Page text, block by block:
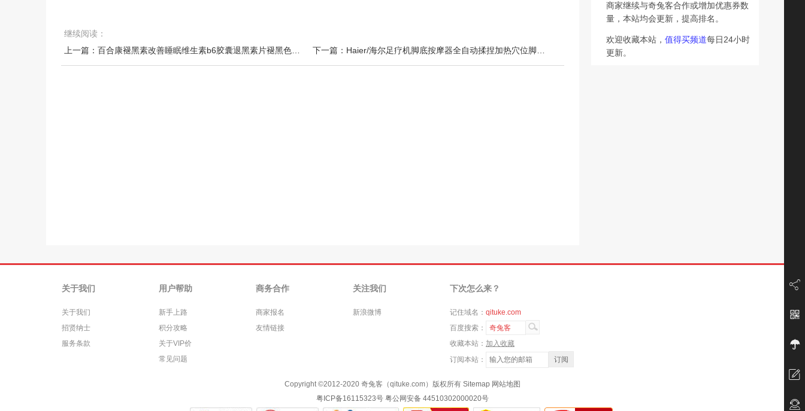
继续阅读：
商家继续与奇兔客合作或增加优惠券数
量，本站均会更新，提高排名。
欢迎收藏本站， 值得买频道每日24小时
更新。
关于我们
关于我们
招贤纳士
服务条款
用户帮助
新手上路
积分攻略
关于VIP价
常见问题
商务合作
商家报名
友情链接
关注我们
新浪微博
下次怎么来？
记住域名： qituke.com
百度搜索：
奇兔客
收藏本站： 加入收藏
订阅本站：
Copyright ©2012-2020 奇兔客（qituke.com）版权所有 Sitemap 网站地图
粤ICP备16115323号 粤公网安备 44510302000020号